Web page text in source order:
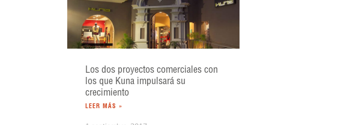
Los dos proyectos comerciales con
los que Kuna impulsará su
crecimiento
LEER MÁS »